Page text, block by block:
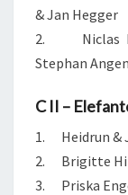
& Jan
2. Niclas
Stephan
C II –
1. Heidrun
2. Brigitte
3. Priska